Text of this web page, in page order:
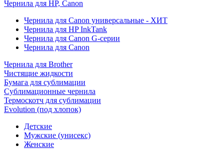
Чернила для HP, Canon
Чернила для Canon универсальные - ХИТ
Чернила для HP InkTank
Чернила для Canon G-серии
Чернила для Canon
Чернила для Brother
Чистящие жидкости
Бумага для сублимации
Сублимационные чернила
Термоскотч для сублимации
Evolution (под хлопок)
Детские
Мужские (унисекс)
Женские